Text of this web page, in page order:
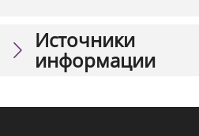
Источники
информации